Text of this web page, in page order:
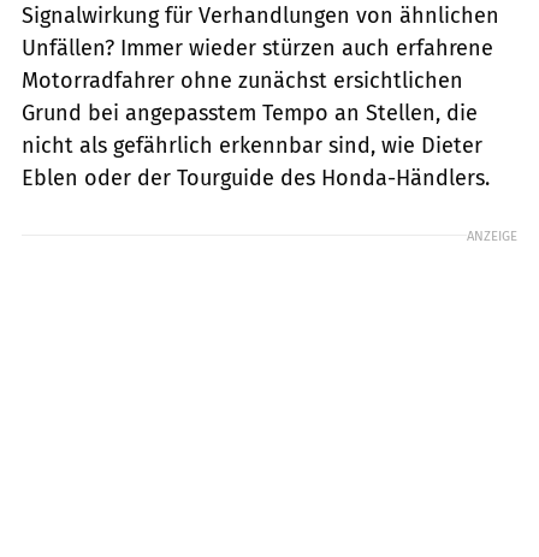
Signalwirkung für Verhandlungen von ähnlichen
Unfällen? Immer wieder stürzen auch erfahrene
Motorradfahrer ohne zunächst ersichtlichen
Grund bei angepasstem Tempo an Stellen, die
nicht als gefährlich erkennbar sind, wie Dieter
Eblen oder der Tourguide des Honda-Händlers.
ANZEIGE